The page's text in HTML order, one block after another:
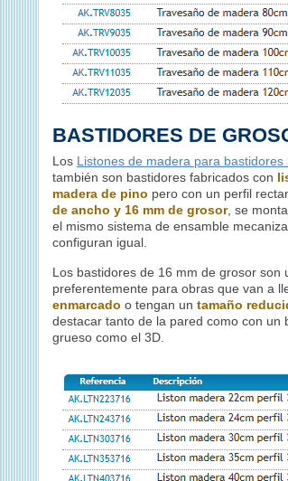
BASTIDORES DE
Los Listones de madera para bastidores
también son bastidores fabricados con
madera de pino pero con un perfil
de ancho y 16 mm de grosor, se
el mismo sistema de ensamble
configuran igual.
Los bastidores de 16 mm de grosor son
preferentemente para obras que van a
enmarcado o tengan un tamaño
destacar tanto de la pared como con un
grueso como el 3D.